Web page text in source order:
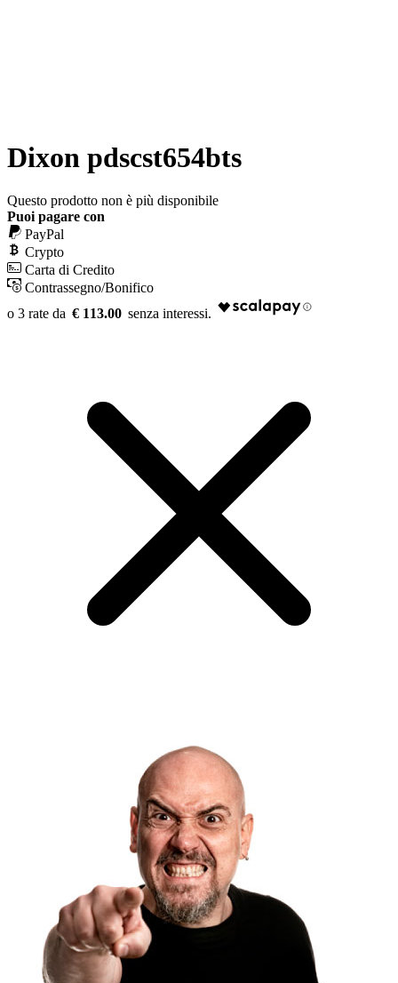
Dixon pdscst654bts
Questo prodotto non è più disponibile
Puoi pagare con
PayPal
Crypto
Carta di Credito
Contrassegno/Bonifico
€ 113.00